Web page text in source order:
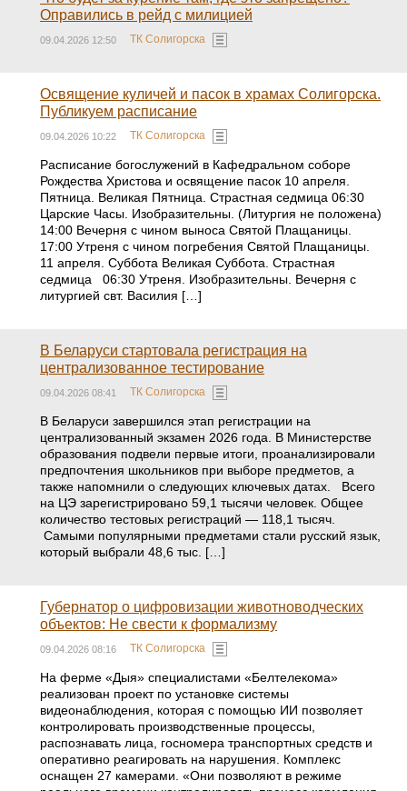
Оправились в рейд с милицией
09.04.2026 12:50 ТК Солигорска
Освящение куличей и пасок в храмах Солигорска.
Публикуем расписание
09.04.2026 10:22 ТК Солигорска
Расписание богослужений в Кафедральном соборе
Рождества Христова и освящение пасок 10 апреля.
Пятница. Великая Пятница. Страстная седмица 06:30
Царские Часы. Изобразительны. (Литургия не положена)
14:00 Вечерня с чином выноса Святой Плащаницы.
17:00 Утреня с чином погребения Святой Плащаницы.
11 апреля. Суббота Великая Суббота. Страстная
седмица 06:30 Утреня. Изобразительны. Вечерня с
литургией свт. Василия […]
В Беларуси стартовала регистрация на
централизованное тестирование
09.04.2026 08:41 ТК Солигорска
В Беларуси завершился этап регистрации на
централизованный экзамен 2026 года. В Министерстве
образования подвели первые итоги, проанализировали
предпочтения школьников при выборе предметов, а
также напомнили о следующих ключевых датах. Всего
на ЦЭ зарегистрировано 59,1 тысячи человек. Общее
количество тестовых регистраций — 118,1 тысяч.
Самыми популярными предметами стали русский язык,
который выбрали 48,6 тыс. […]
Губернатор о цифровизации животноводческих
объектов: Не свести к формализму
09.04.2026 08:16 ТК Солигорска
На ферме «Дыя» специалистами «Белтелекома»
реализован проект по установке системы
видеонаблюдения, которая с помощью ИИ позволяет
контролировать производственные процессы,
распознавать лица, госномера транспортных средств и
оперативно реагировать на нарушения. Комплекс
оснащен 27 камерами. «Они позволяют в режиме